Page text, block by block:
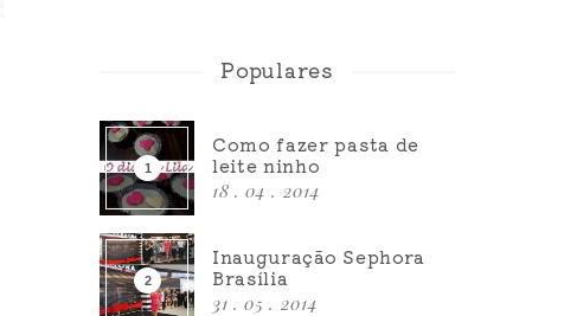
Populares
Como fazer pasta de
leite ninho
18 . 04 . 2014
Inauguração Sephora
Brasília
31 . 05 . 2014